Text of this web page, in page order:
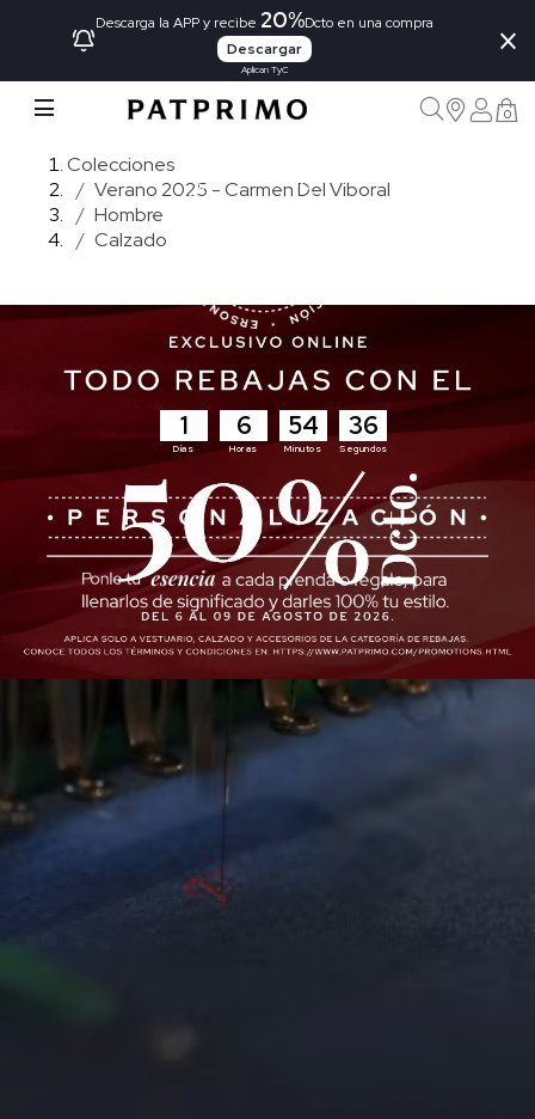
Descarga la APP y recibe 20%Dcto en una compra
Descargar
Aplican TyC
×
0
Colecciones
Verano 2025 - Carmen Del Viboral
Hombre
Calzado
1
Días
6
Horas
54
Minutos
36
Segundos